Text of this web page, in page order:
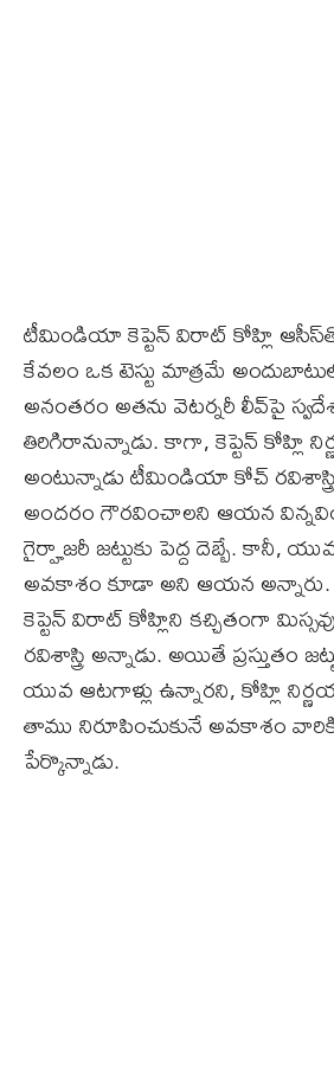
టీమిండియా కెప్టెన్ విరాట్ కోహ్లి
కేవలం ఒక టెస్టు మాత్రమే
అనంతరం అతను వెటర్నరీ లీవ్‌పై
తిరిగిరానున్నాడు. కాగా, కెప్టెన్ కోహ్లి
అంటున్నాడు టీమిండియా కోచ్‌
అందరం గౌరవించాలని ఆయన
గైర్హాజరీ జట్టుకు పెద్ద దెబ్బే. కానీ,
అవకాశం కూడా అని ఆయన
కెప్టెన్‌ విరాట్‌ కోహ్లిని కచ్చితంగా
రవిశాస్త్రి అన్నాడు. అయితే ప్రస్తుతం
యువ ఆటగాళ్లు ఉన్నారని, కోహ్లి
తాము నిరూపించుకునే అవకాశం
పేర్కొన్నాడు.